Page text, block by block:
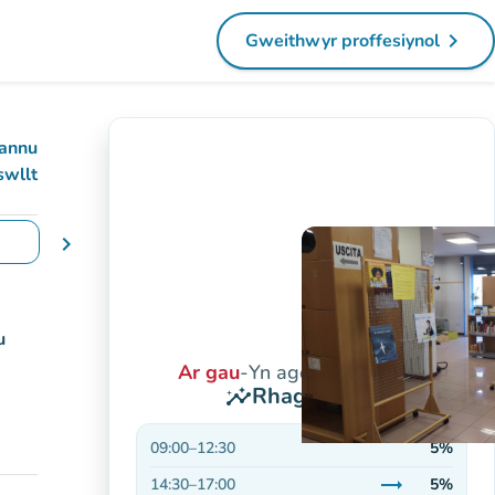
Gweithwyr proffesiynol navigate_next
(tab newydd)
chevron_right
Ar gau-Yn agor am 9:00 yb
insightsRhagolygon
09:00–12:30
5%
14:30–17:00 trending_flat 5%